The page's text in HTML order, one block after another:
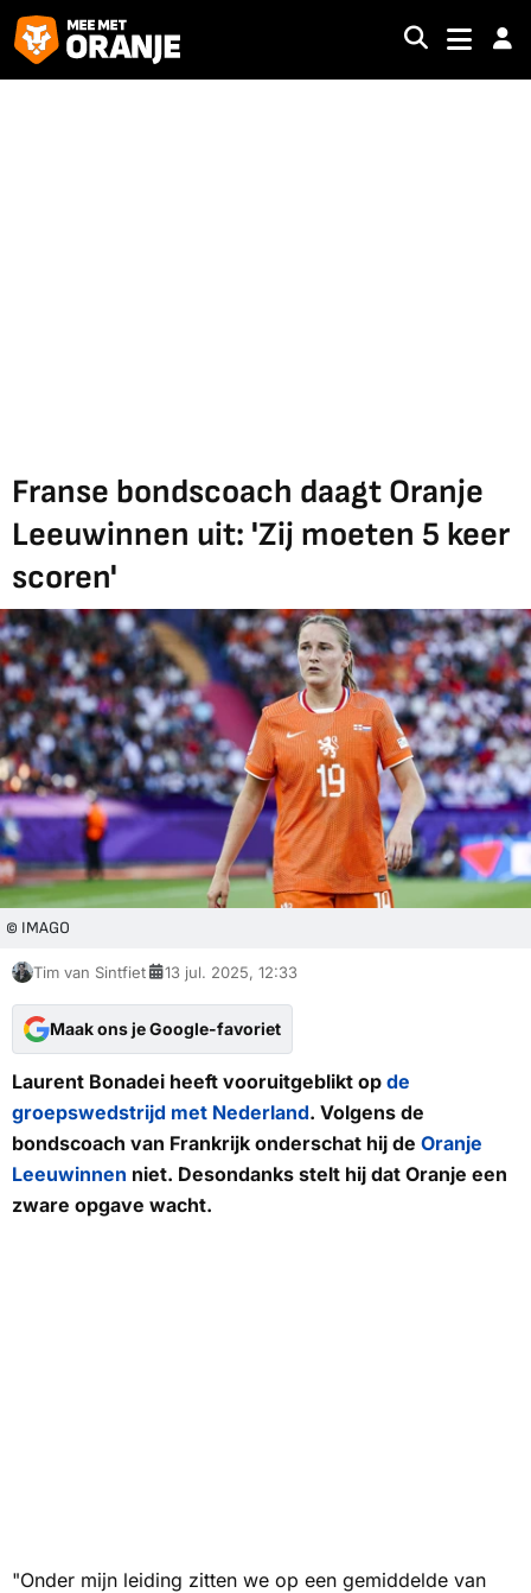
Franse bondscoach daagt Oranje
Leeuwinnen uit: 'Zij moeten 5 keer
scoren'
© IMAGO
Tim van Sintfiet 13 jul. 2025, 12:33
Maak ons je Google-favoriet
Laurent Bonadei heeft vooruitgeblikt op de
groepswedstrijd met Nederland. Volgens de
bondscoach van Frankrijk onderschat hij de Oranje
Leeuwinnen niet. Desondanks stelt hij dat Oranje een
zware opgave wacht.
"Onder mijn leiding zitten we op een gemiddelde van